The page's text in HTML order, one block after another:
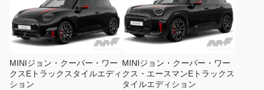
MINIジョン・クーパー・ワー
クスEトラックスタイルエディ
ション
MINIジョン・クーパー・ワー
クス・エースマンEトラックス
タイルエディション